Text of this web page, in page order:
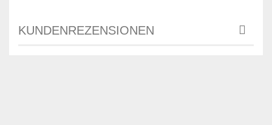
KUNDENREZENSIONEN